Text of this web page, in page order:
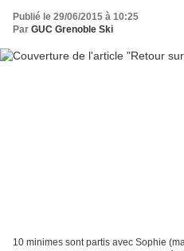
Publié le 29/06/2015 à 10:25
Par GUC Grenoble Ski
10 minimes sont partis avec Sophie